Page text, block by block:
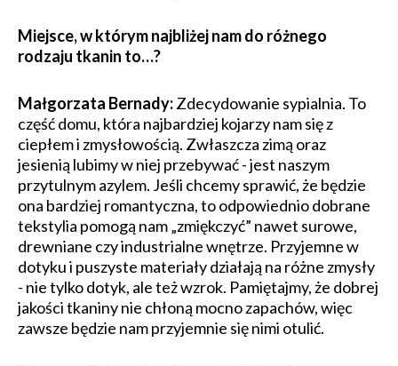
​Miejsce, w którym najbliżej nam do różnego
rodzaju tkanin to…?
Małgorzata Bernady:Zdecydowanie sypialnia. To
część domu, która najbardziej kojarzy nam się z
ciepłem i zmysłowością. Zwłaszcza zimą oraz
jesienią lubimy w niej przebywać - jest naszym
przytulnym azylem. Jeśli chcemy sprawić, że będzie
ona bardziej romantyczna, to odpowiednio dobrane
tekstylia pomogą nam „zmiękczyć” nawet surowe,
drewniane czy industrialne wnętrze. Przyjemne w
dotyku i puszyste materiały działają na różne zmysły
- nie tylko dotyk, ale też wzrok. Pamiętajmy, że dobrej
jakości tkaniny nie chłoną mocno zapachów, więc
zawsze będzie nam przyjemnie się nimi otulić.